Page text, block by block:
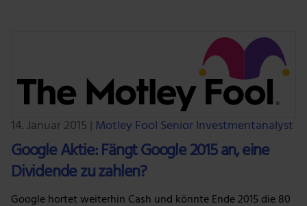
14. Januar 2015 | Motley Fool Senior Investmentanalyst
Google Aktie: Fängt Google 2015 an, eine
Dividende zu zahlen?
Google hortet weiterhin Cash und könnte Ende 2015 die 80